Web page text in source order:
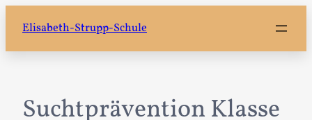
Inhalt
springen
Elisabeth-Strupp-Schule
Suchtprävention Klasse